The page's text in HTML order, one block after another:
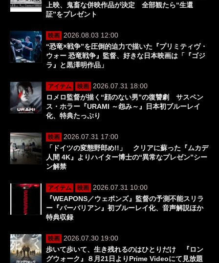
上映、鬼畜な併映作品が決定 全部観たら“生還
証”をプレゼント
映画
2026.08.03 12:00
“恐竜×戦争”を圧倒的迫力で描いた『プリミティヴ・
ウォー 恐竜戦争』監督、好きな日本映画は「『ゴジ
ラ』と黒澤明作品」
アイテム 映画
2026.07.31 18:00
ロメロ監督が描く“顔のない男”の復讐劇 サスペン
ス・ホラー『URAMI ～怨み～』日本初ブルーレイ
化、特典たっぷり
映画
2026.07.31 17:00
「ドイツの変態野郎め!!」 クリアに蘇った『ムカデ
人間 4K』よりハイター博士の“異常なプレゼン”シー
ン解禁
アイテム 映画
2026.07.31 10:00
『WEAPONS／ウェポンズ』監督の予測不能スリラ
ー『バーバリアン』初ブルーレイ化、音声解説ほか
特典収録
映画
2026.07.30 19:00
歩いて歩いて、生き残れるのはひとりだけ 『ロン
グウォーク』８月21日よりPrime Videoにて見放題